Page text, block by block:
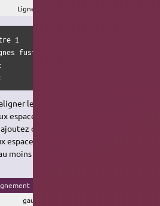
Ligne 2 Col 3
1                  ^ Titre 2
fusionnées        | Ligne 1 Col
|
| Ligne 2 Col
le contenu du tableau. Ajoutez
espaces blancs à l'extrémité
deux espaces sur la gauche
espaces sur la droite pour aligner à
moins à chaque extrémité pour
gauche